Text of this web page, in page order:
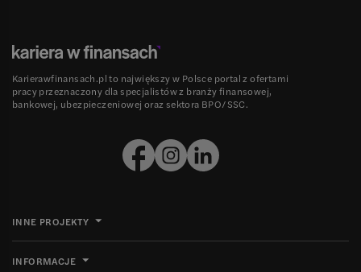
Karierawfinansach.pl to największy w Polsce portal z ofertami
pracy przeznaczony dla specjalistów z branży finansowej,
bankowej, ubezpieczeniowej oraz sektora BPO/SSC.
INNE PROJEKTY
INFORMACJE